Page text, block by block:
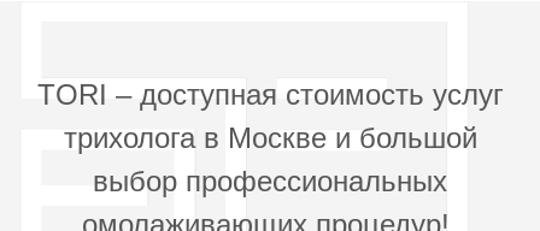
TORI – доступная стоимость услуг
трихолога в Москве и большой
выбор профессиональных
омолаживающих процедур!